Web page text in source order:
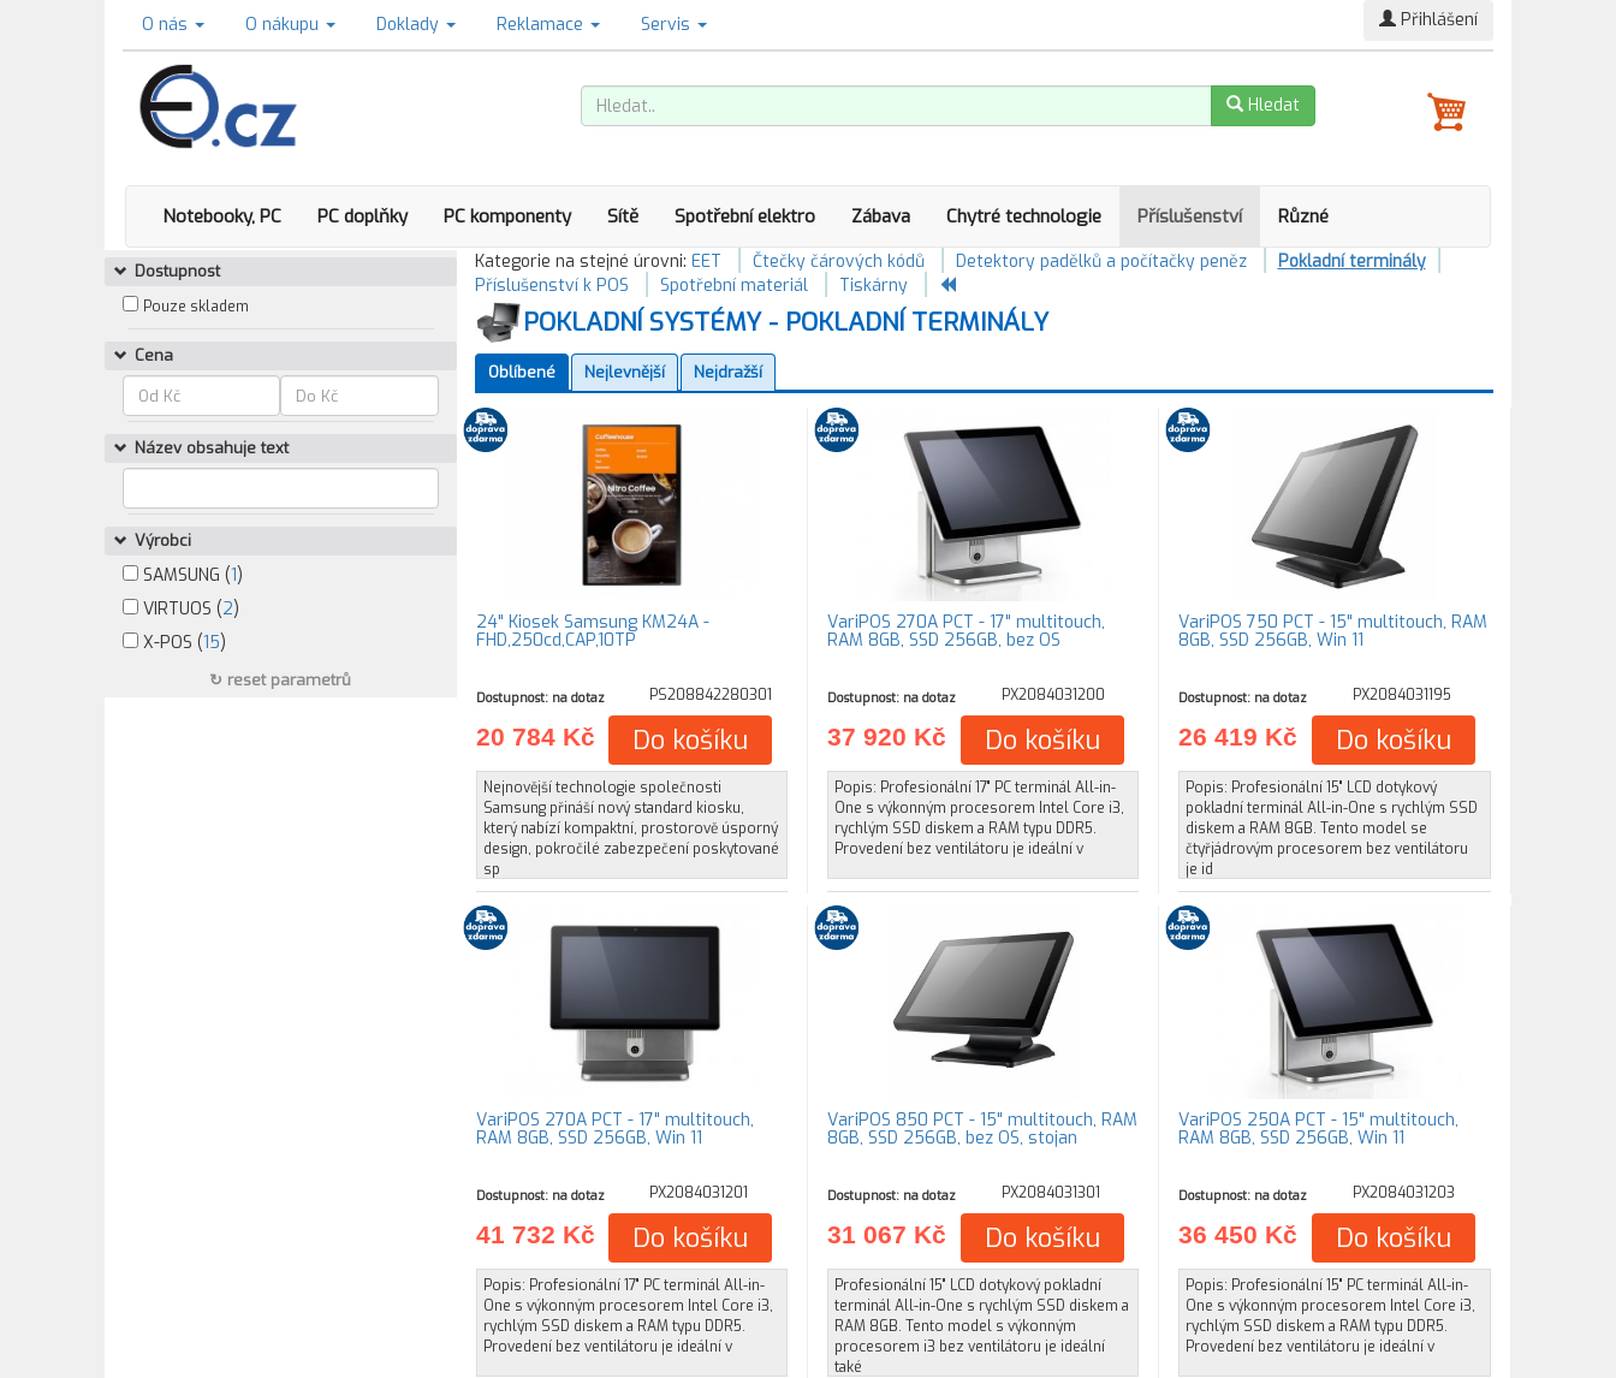
O nás O nákupu Doklady Reklamace Servis Přihlášení
Hledat
Notebooky, PC PC doplňky PC komponenty Sítě Spotřební elektro Zábava Chytré technologie Příslušenství Různé
Dostupnost
Pouze skladem
Cena
Název obsahuje text
Výrobci
SAMSUNG (1)
VIRTUOS (2)
X-POS (15)
↻ reset parametrů
Kategorie na stejné úrovni: EET Čtečky čárových kódů Detektory padělků a počítačky peněz
Pokladní terminály
Příslušenství k POS
Spotřební materiál Tiskárny
POKLADNÍ SYSTÉMY - POKLADNÍ TERMINÁLY
Oblíbené Nejlevnější Nejdražší
24" Kiosek Samsung KM24A -
FHD,250cd,CAP,10TP
Dostupnost: na dotaz PS208842280301
20 784 Kč Do košíku
Nejnovější technologie společnosti
Samsung přináší nový standard kiosku,
který nabízí kompaktní, prostorově úsporný
design, pokročilé zabezpečení poskytované
sp
VariPOS 270A PCT - 17" multitouch,
RAM 8GB, SSD 256GB, bez OS
Dostupnost: na dotaz PX2084031200
37 920 Kč Do košíku
Popis: Profesionální 17" PC terminál All-in-
One s výkonným procesorem Intel Core i3,
rychlým SSD diskem a RAM typu DDR5.
Provedení bez ventilátoru je ideální v
VariPOS 750 PCT - 15" multitouch, RAM
8GB, SSD 256GB, Win 11
Dostupnost: na dotaz PX2084031195
26 419 Kč Do košíku
Popis: Profesionální 15" LCD dotykový
pokladní terminál All-in-One s rychlým SSD
diskem a RAM 8GB. Tento model se
čtyřjádrovým procesorem bez ventilátoru
je id
VariPOS 270A PCT - 17" multitouch,
RAM 8GB, SSD 256GB, Win 11
Dostupnost: na dotaz PX2084031201
41 732 Kč Do košíku
Popis: Profesionální 17" PC terminál All-in-
One s výkonným procesorem Intel Core i3,
rychlým SSD diskem a RAM typu DDR5.
Provedení bez ventilátoru je ideální v
VariPOS 850 PCT - 15" multitouch, RAM
8GB, SSD 256GB, bez OS, stojan
Dostupnost: na dotaz PX2084031301
31 067 Kč Do košíku
Profesionální 15" LCD dotykový pokladní
terminál All-in-One s rychlým SSD diskem a
RAM 8GB. Tento model s výkonným
procesorem i3 bez ventilátoru je ideální
také
VariPOS 250A PCT - 15" multitouch,
RAM 8GB, SSD 256GB, Win 11
Dostupnost: na dotaz PX2084031203
36 450 Kč Do košíku
Popis: Profesionální 15" PC terminál All-in-
One s výkonným procesorem Intel Core i3,
rychlým SSD diskem a RAM typu DDR5.
Provedení bez ventilátoru je ideální v